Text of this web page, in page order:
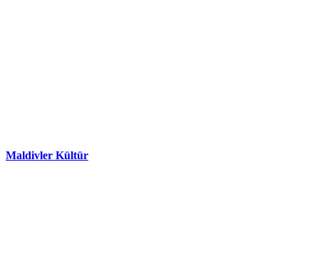
Maldivler Kültür